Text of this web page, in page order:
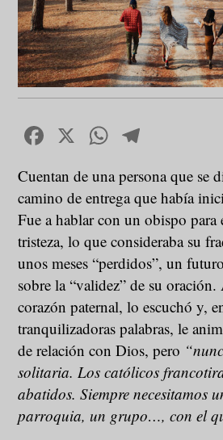
Facebook
X WhatsApp
Cuentan de una persona que se
camino de entrega que había
Fue a hablar con un obispo para
tristeza, lo que consideraba su
unos meses “perdidos”, un
sobre la “validez” de su
corazón paternal, lo escuchó y,
tranquilizadoras palabras, le
de relación con Dios, pero
solitaria. Los católicos
abatidos. Siempre necesitamos
parroquia, un grupo…, con el